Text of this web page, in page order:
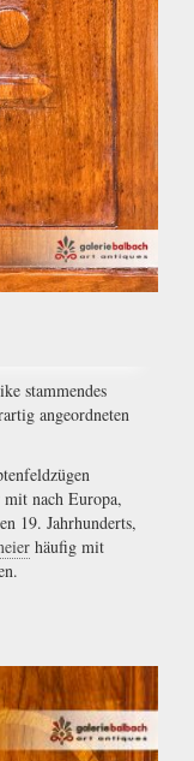
stammendes
angeordneten
nach Europa,
19. Jahrhunderts,
häufig mit